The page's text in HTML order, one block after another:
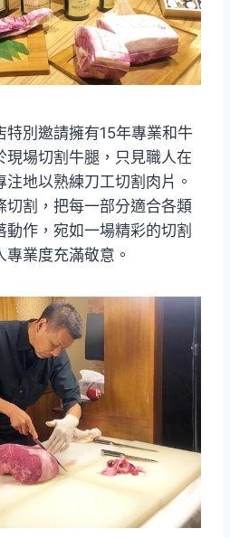
特別邀請擁有15年專業和牛
現場切割牛腿，只見職人在
地以熟練刀工切割肉片。
切割，把每一部分適合各類
動作，宛如一場精彩的切割
業度充滿敬意。